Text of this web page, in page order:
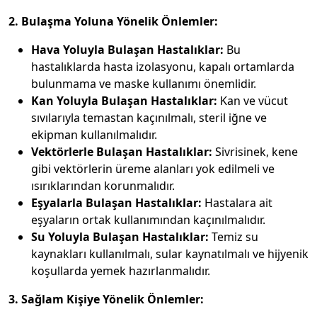
2. Bulaşma Yoluna Yönelik Önlemler:
Hava Yoluyla Bulaşan Hastalıklar: Bu
hastalıklarda hasta izolasyonu, kapalı ortamlarda
bulunmama ve maske kullanımı önemlidir.
Kan Yoluyla Bulaşan Hastalıklar: Kan ve vücut
sıvılarıyla temastan kaçınılmalı, steril iğne ve
ekipman kullanılmalıdır.
Vektörlerle Bulaşan Hastalıklar: Sivrisinek, kene
gibi vektörlerin üreme alanları yok edilmeli ve
ısırıklarından korunmalıdır.
Eşyalarla Bulaşan Hastalıklar: Hastalara ait
eşyaların ortak kullanımından kaçınılmalıdır.
Su Yoluyla Bulaşan Hastalıklar: Temiz su
kaynakları kullanılmalı, sular kaynatılmalı ve hijyenik
koşullarda yemek hazırlanmalıdır.
3. Sağlam Kişiye Yönelik Önlemler: